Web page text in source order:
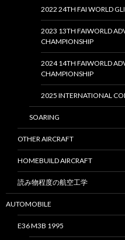
2022 24TH FAI WORLD
2023 13TH FAIWORLD
CHAMPIONSHIP
2024 14TH FAIWORLD
CHAMPIONSHIP
2025 INTERNATIONAL
SOARING
OTHER AIRCRAFT
HOMEBUILD AIRCRAFT
読み物程度の航空工学
AUTOMOBILE
E36 M3B 1995